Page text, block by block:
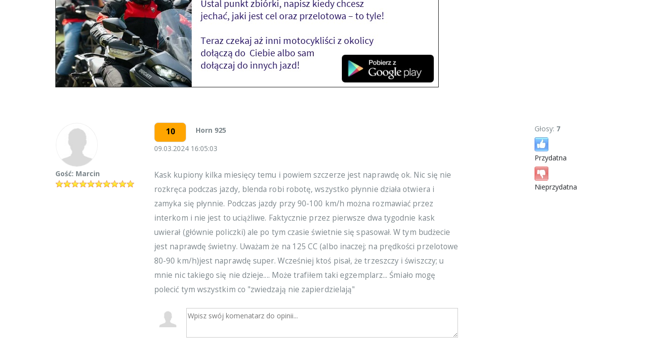
Gość: Marcin
Głosy: 7
Przydatna
Nieprzydatna
10
Horn 925
09.03.2024 16:05:03
Kask kupiony kilka miesięcy temu i powiem szczerze jest naprawdę ok. Nic się nie
rozkręca podczas jazdy, blenda robi robotę, wszystko płynnie działa otwiera i
zamyka się płynnie. Podczas jazdy przy 90-100 km/h można rozmawiać przez
interkom i nie jest to uciążliwe. Faktycznie przez pierwsze dwa tygodnie kask
uwierał (głównie policzki) ale po tym czasie świetnie się spasował. W tym budżecie
jest naprawdę świetny. Uważam że na 125 CC (albo inaczej; na prędkości przelotowe
80-90 km/h)jest naprawdę super. Wcześniej ktoś pisał, że trzeszczy i świszczy; u
mnie nic takiego się nie dzieje.... Może trafiłem taki egzemplarz... Śmiało mogę
polecić tym wszystkim co "zwiedzają nie zapierdzielają"